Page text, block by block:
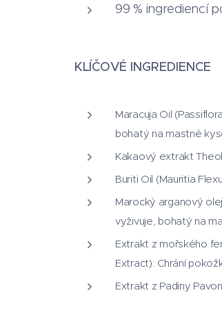
99 % ingrediencí
KLÍČOVÉ INGREDIENCE
Maracuja Oil
bohatý na mastné
Kakaový extrakt
Buriti Oil (Mauritia
Marocký arganový
vyživuje, bohatý na
Extrakt z mořského
Extract): Chrání
Extrakt z Padiny